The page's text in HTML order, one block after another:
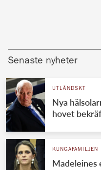
Senaste nyheter
UTLÄNDSKT
Nya
hovet
KUNGAFAMILJEN
Madeleines